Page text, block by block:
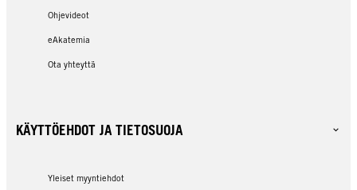
Ohjevideot
eAkatemia
Ota yhteyttä
KÄYTTÖEHDOT JA TIETOSUOJA
Yleiset myyntiehdot